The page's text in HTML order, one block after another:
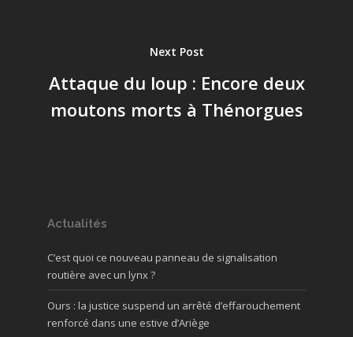
Next Post
Attaque du loup : Encore deux
moutons morts à Thénorgues
Actualités
C’est quoi ce nouveau panneau de signalisation
routière avec un lynx ?
Ours : la justice suspend un arrêté d’effarouchement
renforcé dans une estive d’Ariège